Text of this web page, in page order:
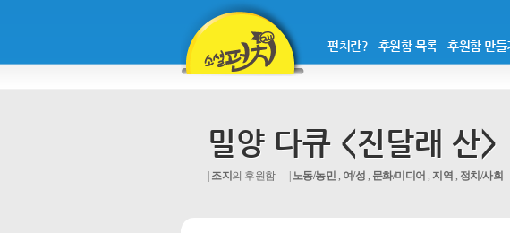
펀치란? 후원함 목록 후원함 만들
밀양 다큐 <진달래 산>
조지 의 후원함 노동/농민 , 여/성 , 문화/미디어 , 지역 , 정치/사회